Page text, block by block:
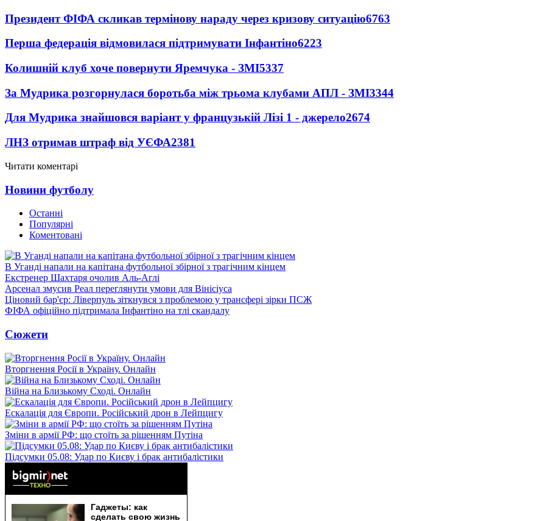
Президент ФІФА скликав термінову нараду через кризову ситуацію6763
Перша федерація відмовилася підтримувати Інфантіно6223
Колишній клуб хоче повернути Яремчука - ЗМІ5337
За Мудрика розгорнулася боротьба між трьома клубами АПЛ - ЗМІ3344
Для Мудрика знайшовся варіант у французькій Лізі 1 - джерело2674
ЛНЗ отримав штраф від УЄФА2381
Читати коментарі
Новини футболу
Останні
Популярні
Коментовані
В Уганді напали на капітана футбольної збірної з трагічним кінцем
Екстренер Шахтаря очолив Аль-Аглі
Арсенал змусив Реал переглянути умови для Вінісіуса
Ціновий бар'єр: Ліверпуль зіткнувся з проблемою у трансфері зірки ПСЖ
ФІФА офіційно підтримала Інфантіно на тлі скандалу
Сюжети
Вторгнення Росії в Україну. Онлайн
Війна на Близькому Сході. Онлайн
Ескалація для Європи. Російський дрон в Лейпцигу
Зміни в армії РФ: що стоїть за рішенням Путіна
Підсумки 05.08: Удар по Києву і брак антибалістики